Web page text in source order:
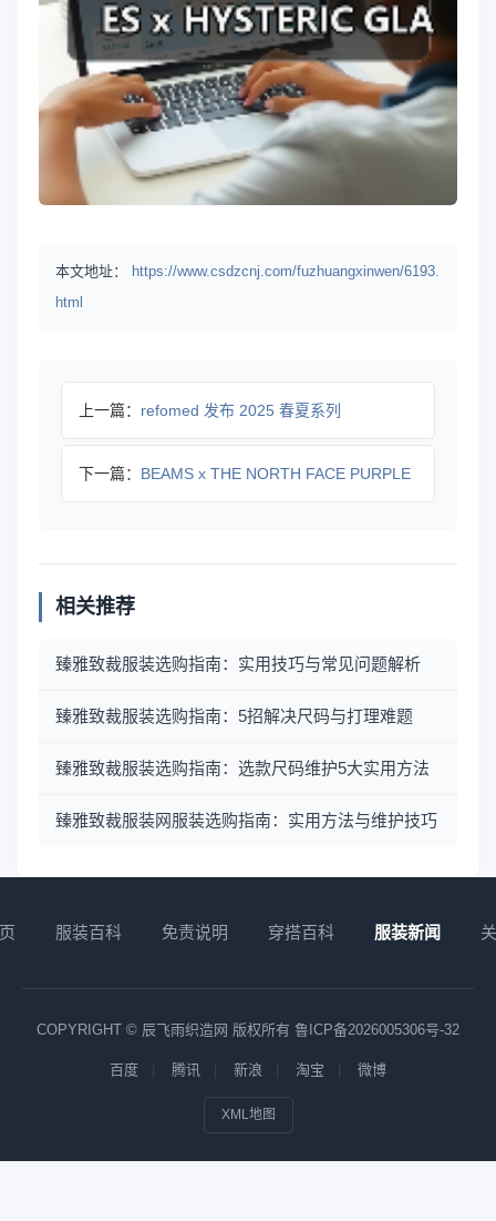
本文地址：
https://www.csdzcnj.com/fuzhuangxinwen/6193.
html
上一篇： refomed 发布 2025 春夏系列
下一篇： BEAMS x THE NORTH FACE PURPLE
相关推荐
臻雅致裁服装选购指南：实用技巧与常见问题解析
臻雅致裁服装选购指南：5招解决尺码与打理难题
臻雅致裁服装选购指南：选款尺码维护5大实用方法
臻雅致裁服装网服装选购指南：实用方法与维护技巧
服装百科 免责说明 穿搭百科 服装新闻
COPYRIGHT © 辰飞雨织造网 版权所有 鲁ICP备2026005306号-32
百度 腾讯 新浪 淘宝 微博
XML地图